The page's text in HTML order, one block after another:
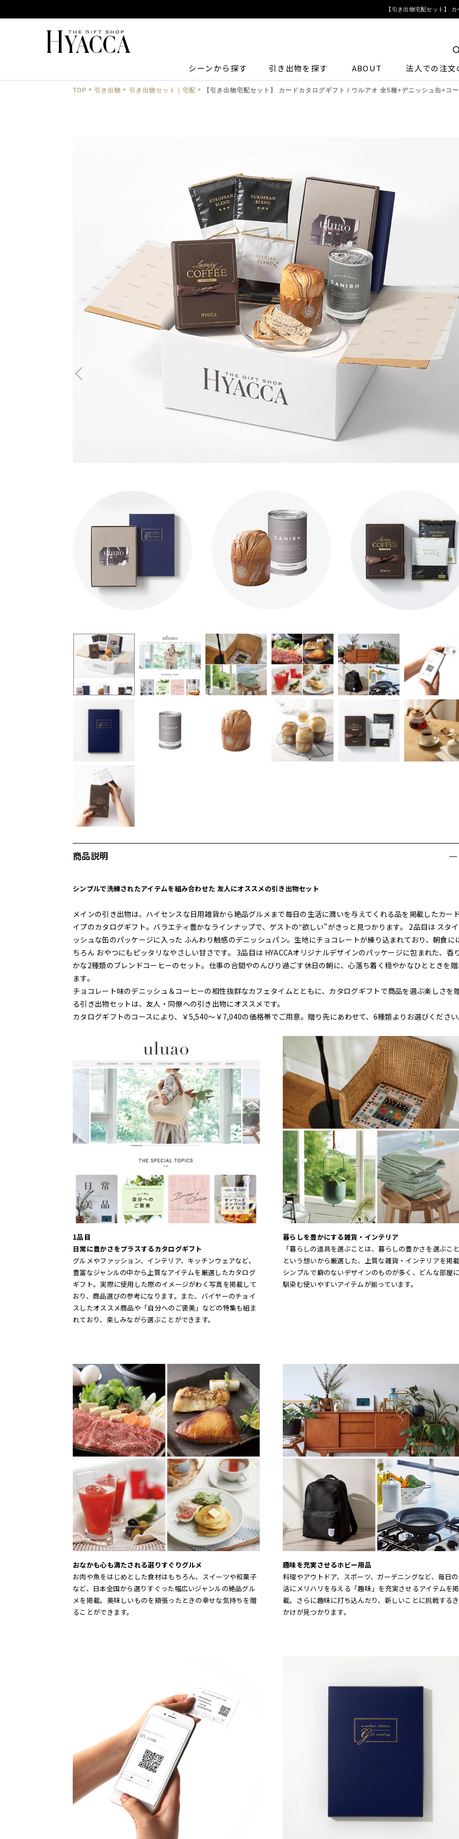
【引き出物宅配セット】
シーンから探す 引き出物を探す ABOUT 法人での注文
TOP 引き出物 引き出物セット｜宅配 【引き出物宅配セット】 カードカタログギフト / ウルアオ 全5種+デニッシュ缶+コ
商品説明
シンプルで洗練されたアイテムを組み合わせた 友人にオススメの引き出物セット
メインの引き出物は、ハイセンスな日用雑貨から絶品グルメまで毎日の生活に潤いを与えてくれる品を掲載したカー
イプのカタログギフト。バラエティ豊かなラインナップで、ゲストの‟欲しい”がきっと見つかります。 2品目は スタ
ッシュな缶のパッケージに入った ふんわり触感のデニッシュパン。生地にチョコレートが練り込まれており、朝食に
ちろん おやつにもピッタリなやさしい甘さです。 3品目は HYACCAオリジナルデザインのパッケージに包まれた、香
かな2種類のブレンドコーヒーのセット。仕事の合間やのんびり過ごす休日の朝に、心落ち着く穏やかなひとときを
ます。
チョコレート味のデニッシュ＆コーヒーの相性抜群なカフェタイムとともに、カタログギフトで商品を選ぶ楽しさを
る引き出物セットは、友人・同僚への引き出物にオススメです。
カタログギフトのコースにより、￥5,540〜￥7,040の価格帯でご用意。贈り先にあわせて、6種類よりお選びくださ
1品目
日常に豊かさをプラスするカタログギフト
グルメやファッション、インテリア、キッチンウェアなど、
豊富なジャンルの中から上質なアイテムを厳選したカタログ
ギフト。実際に使用した際のイメージがわく写真を掲載して
おり、商品選びの参考になります。また、バイヤーのチョイ
スしたオススメ商品や「自分へのご褒美」などの特集も組ま
れており、楽しみながら選ぶことができます。
暮らしを豊かにする雑貨・インテリア
「暮らしの道具を選ぶことは、暮らしの豊かさを選ぶこ
という想いから厳選した、上質な雑貨・インテリアを掲
シンプルで癖のないデザインのものが多く、どんな部屋
馴染む使いやすいアイテムが揃っています。
おなかも心も満たされる選りすぐりグルメ
お肉や魚をはじめとした食材はもちろん、スイーツや和菓子
など、日本全国から選りすぐった幅広いジャンルの絶品グル
メを掲載。美味しいものを頬張ったときの幸せな気持ちを贈
ることができます。
趣味を充実させるホビー用品
料理やアウトドア、スポーツ、ガーデニングなど、毎日
活にメリハリを与える「趣味」を充実させるアイテムを掲
載。さらに趣味に打ち込んだり、新しいことに挑戦する
かけが見つかります。